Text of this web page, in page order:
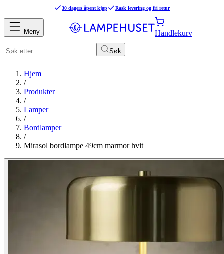
30 dagers åpent kjøp Rask levering og fri retur
Søk
Handlekurv
Meny
Hjem
/
Produkter
/
Lamper
/
Bordlamper
/
Mirasol bordlampe 49cm marmor hvit